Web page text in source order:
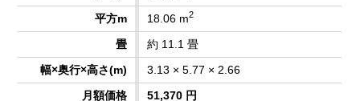
18.06 m2
約 11.1 畳
3.13 × 5.77 × 2.66
51,370 円